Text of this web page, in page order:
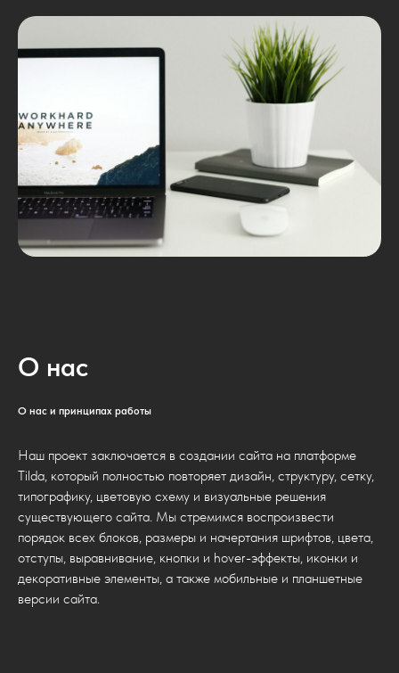
О нас
О нас и принципах работы
Наш проект заключается в создании сайта на платформе
Tilda, который полностью повторяет дизайн, структуру, сетку,
типографику, цветовую схему и визуальные решения
существующего сайта. Мы стремимся воспроизвести
порядок всех блоков, размеры и начертания шрифтов, цвета,
отступы, выравнивание, кнопки и hover-эффекты, иконки и
декоративные элементы, а также мобильные и планшетные
версии сайта.